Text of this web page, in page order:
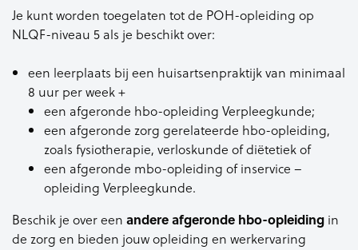
Je kunt worden toegelaten tot de POH-opleiding op
NLQF-niveau 5 als je beschikt over:
een leerplaats bij een huisartsenpraktijk van minimaal
8 uur per week +
een afgeronde hbo-opleiding Verpleegkunde;
een afgeronde zorg gerelateerde hbo-opleiding,
zoals fysiotherapie, verloskunde of diëtetiek of
een afgeronde mbo-opleiding of inservice –
opleiding Verpleegkunde.
Beschik je over een andere afgeronde hbo-opleiding in
de zorg en bieden jouw opleiding en werkervaring